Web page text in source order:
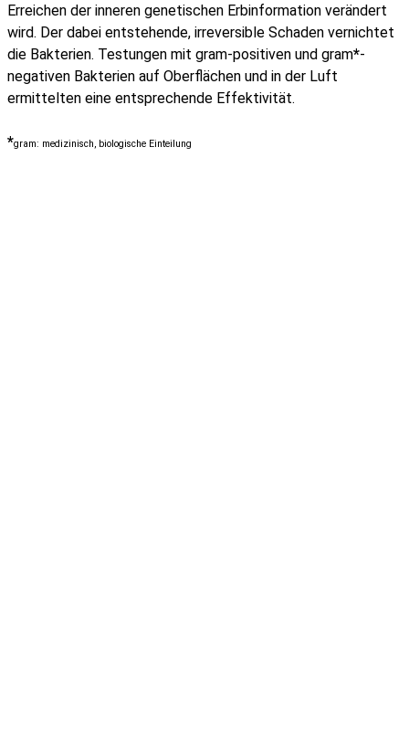
Erreichen der inneren genetischen Erbinformation verändert
wird. Der dabei entstehende, irreversible Schaden vernichtet
die Bakterien. Testungen mit gram-positiven und gram*-
negativen Bakterien auf Oberflächen und in der Luft
ermittelten eine entsprechende Effektivität.
*gram: medizinisch, biologische Einteilung